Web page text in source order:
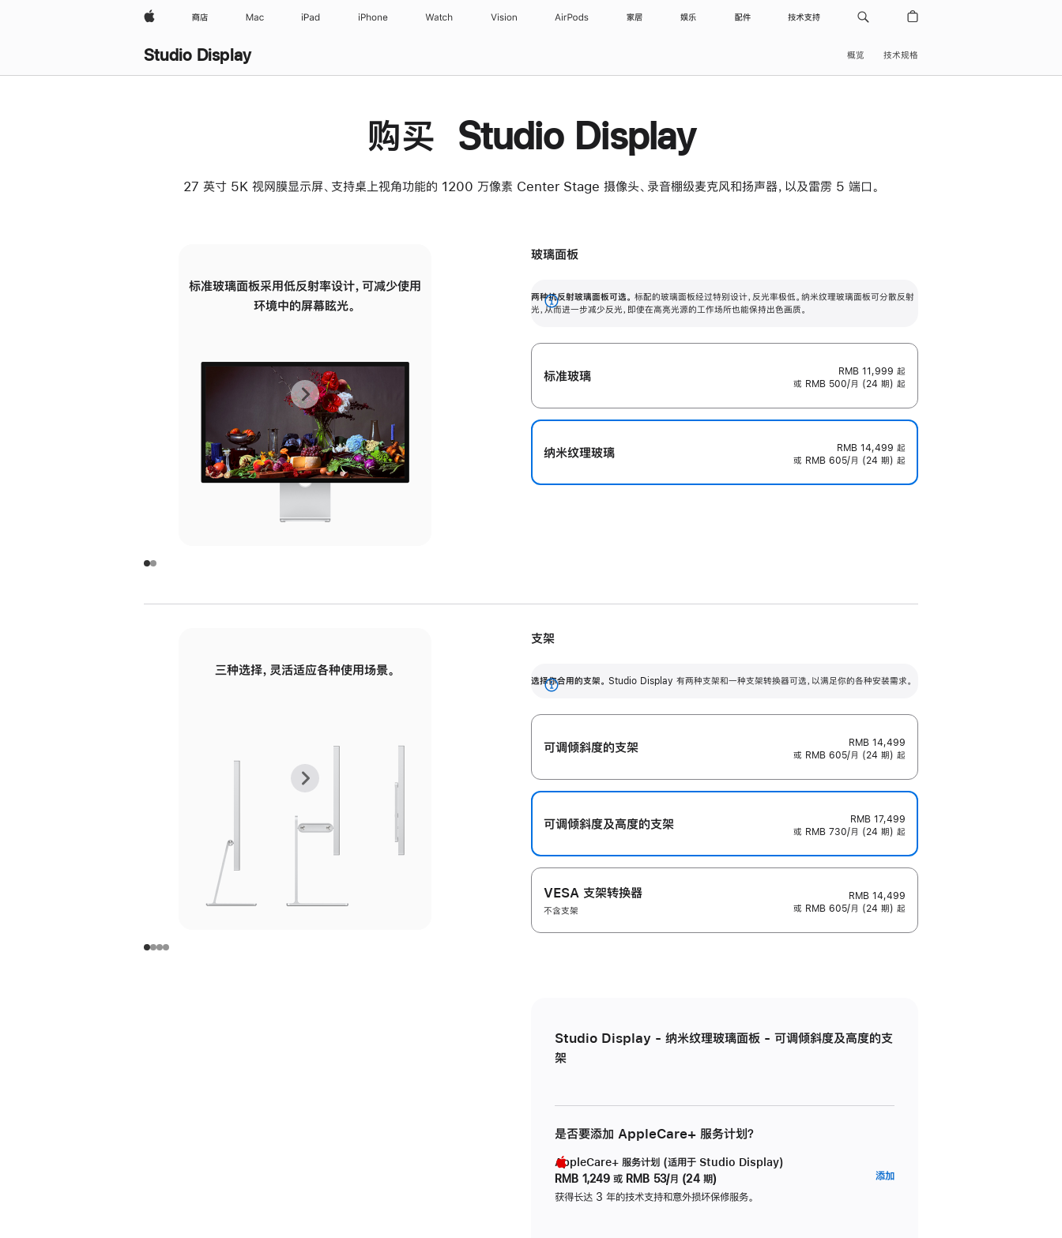
Apple 商店 Mac iPad iPhone Watch Vision AirPods 家居 娱乐 配件 技术支持
Studio Display 概览 技术规格
购买 Studio Display
27 英寸 5K 视网膜显示屏、支持桌上视角功能的 1200 万像素 Center Stage 摄像头、录音棚级麦克风和扬声器，以及雷雳 5 端口。
标准玻璃面板采用低反射率设计，可减少使用
环境中的屏幕眩光。
有高亮光源的场所使用，也能保持出色画质。
上
一
张
图
面
下
一
张
图
面
玻璃面板
两种抗反射玻璃面板可选。 标配的玻璃面板经过特别设计，反光率极低。纳米纹理玻璃面板可分散反射
光，从而进一步减少反光，即使在高亮光源的工作场所也能保持出色画质。
展
标准玻璃 RMB 11,999 起
或 RMB 500/月 (24 期) 起
纳米纹理玻璃 RMB 14,499 起
或 RMB 605/月 (24 期) 起
三种选择，灵活适应各种使用场景。
调节范围。
毫米的高度调节范围。
上
张
下
张
支架
选择你合用的支架。 Studio Display 有两种支架和一种支架转换器可选，以满足你的各种安装需求。
展
开
可调倾斜度的支架
RMB 14,499
或 RMB 605/月 (24 期) 起
可调倾斜度及高‍度的支‍架
RMB 17,499
或 RMB 730/月 (24 期) 起
VESA 支架转换器
不含支架
RMB 14,499
或 RMB 605/月 (24 期) 起
Studio Display - 纳米纹理玻璃面板 - 可调倾斜度及高度的支
架
是否要添加 AppleCare+ 服务计划？
AppleCare+ 服务计划 (适用于 Studio Display)
RMB 1,249 或 RMB 53/月 (24 期)
获得长达 3 年的技术支持和意外损坏保修服务。
添加